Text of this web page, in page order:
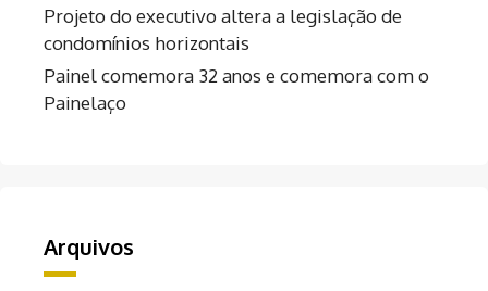
Projeto do executivo altera a legislação de
condomínios horizontais
Painel comemora 32 anos e comemora com o
Painelaço
Arquivos